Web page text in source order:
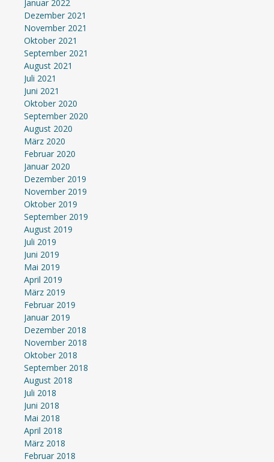
Januar 2022
Dezember 2021
November 2021
Oktober 2021
September 2021
August 2021
Juli 2021
Juni 2021
Oktober 2020
September 2020
August 2020
März 2020
Februar 2020
Januar 2020
Dezember 2019
November 2019
Oktober 2019
September 2019
August 2019
Juli 2019
Juni 2019
Mai 2019
April 2019
März 2019
Februar 2019
Januar 2019
Dezember 2018
November 2018
Oktober 2018
September 2018
August 2018
Juli 2018
Juni 2018
Mai 2018
April 2018
März 2018
Februar 2018